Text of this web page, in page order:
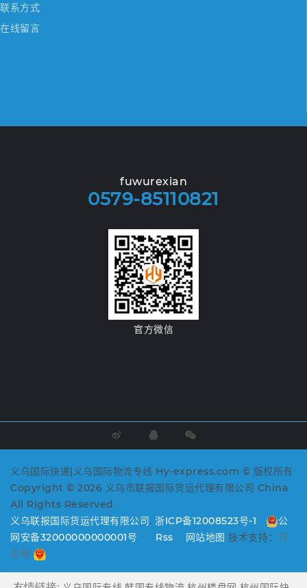
联系方式
在线留言
fuwurexian
0579-85110821
官方微信
义乌国际快递|义乌国际物流专线 Hy-express.com © 版权所有
Copyright © 2026 义乌市联报国际货运代理有限公司 China
All Rights Reserved
义乌联报国际货运代理有限公司. 浙ICP备12008523号-1
公
网安备32000000000001号
Rss 网站地图 技术支持： 万
企网